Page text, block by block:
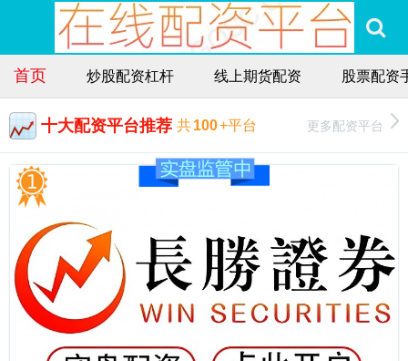
首页 炒股配资杠杆 线上期货配资 股票配资
十大配资平台推荐 共100+平台 更多配资平台